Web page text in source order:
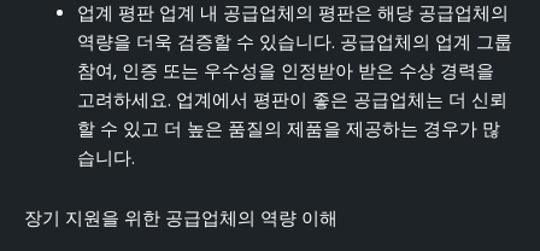
업계 평판 업계 내 공급업체의 평판은 해당 공급업체의
역량을 더욱 검증할 수 있습니다. 공급업체의 업계 그룹
참여, 인증 또는 우수성을 인정받아 받은 수상 경력을
고려하세요. 업계에서 평판이 좋은 공급업체는 더 신뢰
할 수 있고 더 높은 품질의 제품을 제공하는 경우가 많
습니다.
장기 지원을 위한 공급업체의 역량 이해